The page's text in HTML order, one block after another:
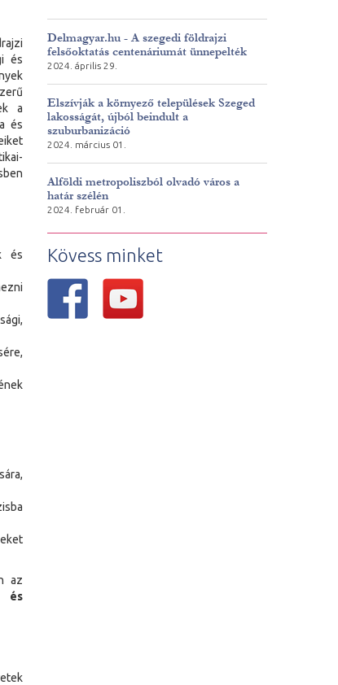
és
a
és
és
az
és
Delmagyar.hu - A szegedi földrajzi
felsőoktatás centenáriumát ünnepelték
2024. április 29.
Elszívják a környező települések Szeged
lakosságát, újból beindult a
szuburbanizáció
2024. március 01.
Alföldi metropoliszból olvadó város a
határ szélén
2024. február 01.
Kövess minket